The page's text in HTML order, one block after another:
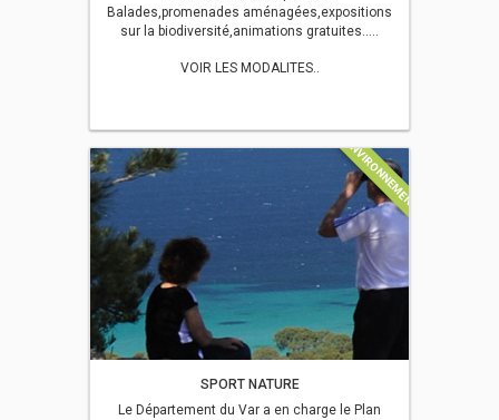
Balades,promenades aménagées,expositions
sur la biodiversité,animations gratuites.....
VOIR LES MODALITES..
ENVIRONNEMENT
SPORT NATURE
Le Département du Var a en charge le Plan